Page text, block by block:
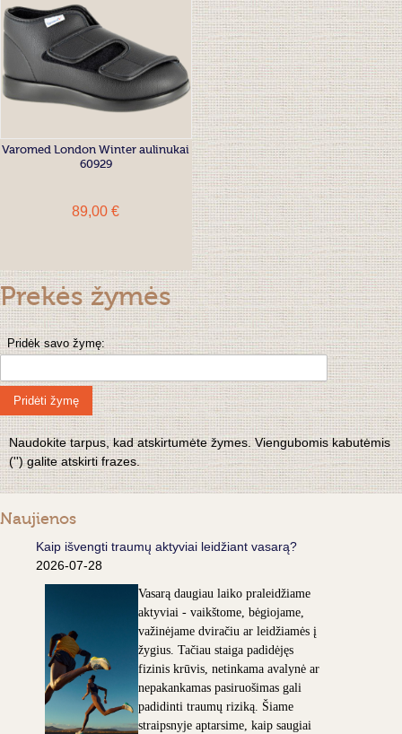
Varomed London Winter aulinukai
60929
89,00 €
Prekės žymės
Pridėk savo žymę:
Pridėti žymę
Naudokite tarpus, kad atskirtumėte žymes. Viengubomis kabutėmis
('') galite atskirti frazes.
Naujienos
Kaip išvengti traumų aktyviai leidžiant vasarą?
2026-07-28
Vasarą daugiau laiko praleidžiame
aktyviai - vaikštome, bėgiojame,
važinėjame dviračiu ar leidžiamės į
žygius. Tačiau staiga padidėjęs
fizinis krūvis, netinkama avalynė ar
nepakankamas pasiruošimas gali
padidinti traumų riziką. Šiame
straipsnyje aptarsime, kaip saugiai